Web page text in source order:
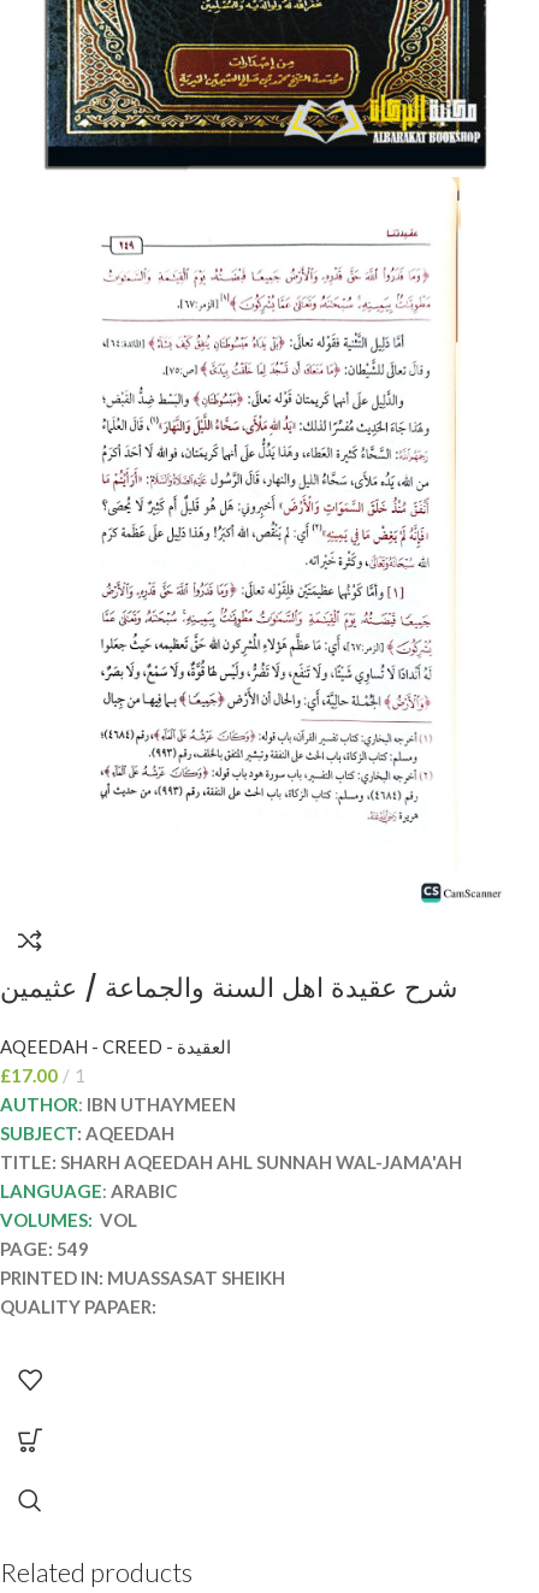
شرح عقيدة اهل السنة والجماعة / عثيمين
SUNNAH WAL-JAMA’AH
AQEEDAH - CREED - العقيدة
£17.00
1
AUTHOR: IBN UTHAYMEEN
SUBJECT: AQEEDAH
TITLE: SHARH AQEEDAH AHL SUNNAH WAL-JAMA'AH
LANGUAGE: ARABIC
VOLUMES: VOL
PAGE: 549
PRINTED IN: MUASSASAT SHEIKH
QUALITY PAPAER:
Related products